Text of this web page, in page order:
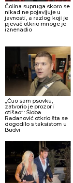
Čolina supruga skoro se
nikad ne pojavljuje u
javnosti, a razlog koji je
pjevač otkrio mnoge je
iznenadio
„Čuo sam psovku,
zatvorio je prozor i
otišao“: Sloba
Radanović otkrio šta se
dogodilo s taksistom u
Budvi